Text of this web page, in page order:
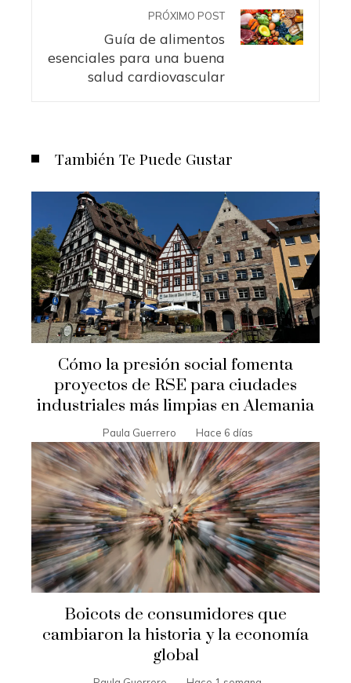
PRÓXIMO POST
Guía de alimentos
esenciales para una buena
salud cardiovascular
También Te Puede Gustar
Cómo la presión social fomenta
proyectos de RSE para ciudades
industriales más limpias en Alemania
Paula Guerrero Hace 6 días
Boicots de consumidores que
cambiaron la historia y la economía
global